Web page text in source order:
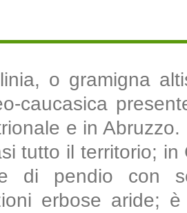
o gramigna
caucasica
e in
tutto il territorio;
di pendio con
erbose aride;